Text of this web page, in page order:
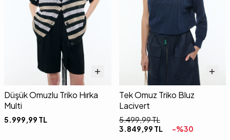
Düşük Omuzlu Triko Hırka
Multi
5.999,99 TL
Tek Omuz Triko Bluz
Lacivert
5.499,99TL
3.849,99 TL -%30